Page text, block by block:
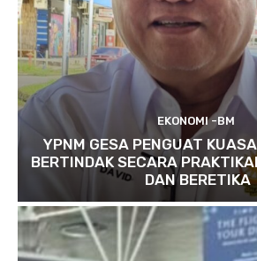
EKONOMI -BM
YPNM GESA PENGUAT
BERTINDAK SECARA
DAN BERETIKA